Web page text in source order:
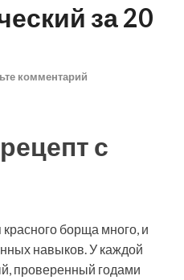
за 20
комментарий
с
борща много, и
навыков. У каждой
проверенный годами